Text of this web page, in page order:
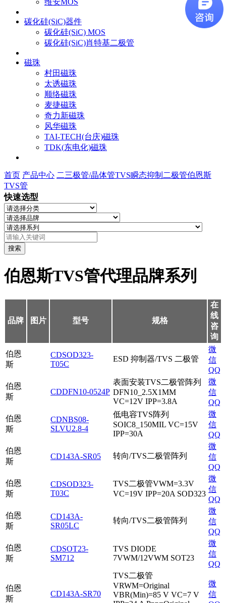
碳化硅(SiC)器件
碳化硅(SiC) MOS
碳化硅(SiC)肖特基二极管
磁珠
村田磁珠
太诱磁珠
顺络磁珠
麦捷磁珠
奇力新磁珠
风华磁珠
TAI-TECH(台庆)磁珠
TDK(东电化)磁珠
首页 产品中心 二三极管/晶体管TVS瞬态抑制二极管伯恩斯
TVS管
快速选型
搜索
伯恩斯TVS管代理品牌系列
品牌 图片 型号 规格
在
线
咨
询
伯恩
斯
CDSOD323-
T05C
ESD 抑制器/TVS 二极管
微
信
QQ
伯恩
斯
CDDFN10-0524P
表面安装TVS二极管阵列
DFN10_2.5X1MM
VC=12V IPP=3.8A
微
信
QQ
伯恩
斯
CDNBS08-
SLVU2.8-4
低电容TVS阵列
SOIC8_150MIL VC=15V
IPP=30A
微
信
QQ
伯恩
斯
CD143A-SR05 转向/TVS二极管阵列
微
信
QQ
伯恩
斯
CDSOD323-
T03C
TVS二极管VWM=3.3V
VC=19V IPP=20A SOD323
微
信
QQ
伯恩
斯
CD143A-
SR05LC
转向/TVS二极管阵列
微
信
QQ
伯恩
斯
CDSOT23-
SM712
TVS DIODE
7VWM/12VWM SOT23
微
信
QQ
伯恩
斯
CD143A-SR70
TVS二极管
VRWM=Original
VBR(Min)=85 V VC=7 V
微
信